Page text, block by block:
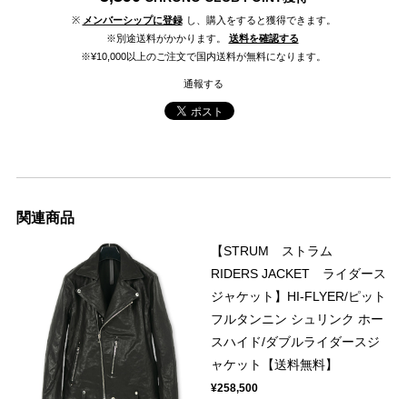
※ メンバーシップに登録 し、購入をすると獲得できます。
※別途送料がかかります。
送料を確認する
※¥10,000以上のご注文で国内送料が無料になります。
通報する
関連商品
【STRUM ストラム
RIDERS JACKET ライダース
ジャケット】HI-FLYER/ピット
フルタンニン シュリンク ホー
スハイド/ダブルライダースジ
ャケット【送料無料】
¥258,500